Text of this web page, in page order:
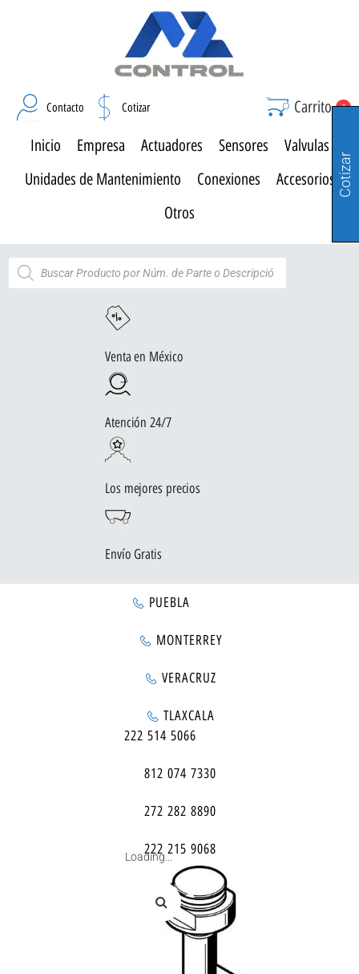
Contacto Cotizar Carrito 0
Inicio Empresa Actuadores Sensores
Valvulas
Unidades de Mantenimiento
Conexiones
Accesorios
Otros
Venta en México
Atención 24/7
Los mejores precios
Envío Gratis
PUEBLA
MONTERREY
VERACRUZ
TLAXCALA
222 514 5066
812 074 7330
272 282 8890
222 215 9068
Loading...
Cotizar